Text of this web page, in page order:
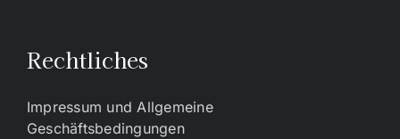
Rechtliches
Impressum und Allgemeine
Geschäftsbedingungen